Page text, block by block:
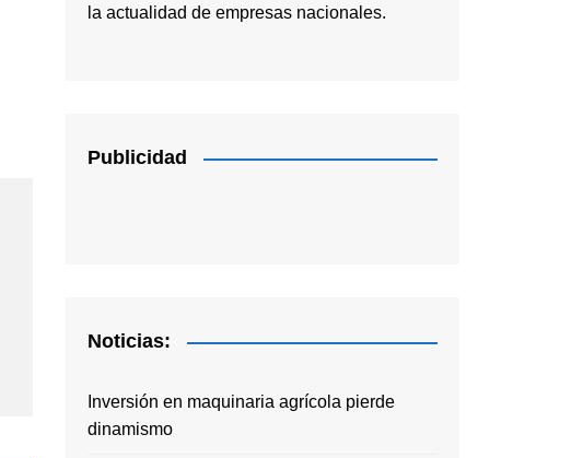
la actualidad de empresas nacionales.
Publicidad
Noticias:
Inversión en maquinaria agrícola pierde
dinamismo